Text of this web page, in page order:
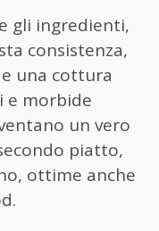
gli ingredienti,
consistenza,
una cottura
e morbide
un vero
piatto,
ottime anche